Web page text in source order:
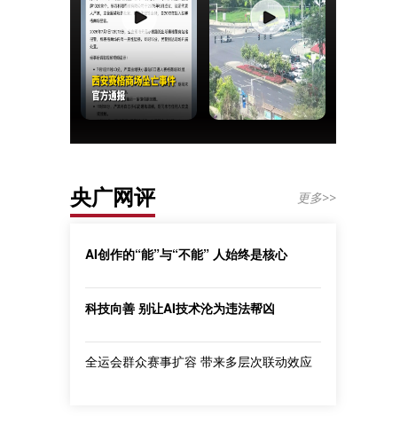
央广网评 更多>>
AI创作的“能”与“不能” 人始终是核心
科技向善 别让AI技术沦为违法帮凶
全运会群众赛事扩容 带来多层次联动效应